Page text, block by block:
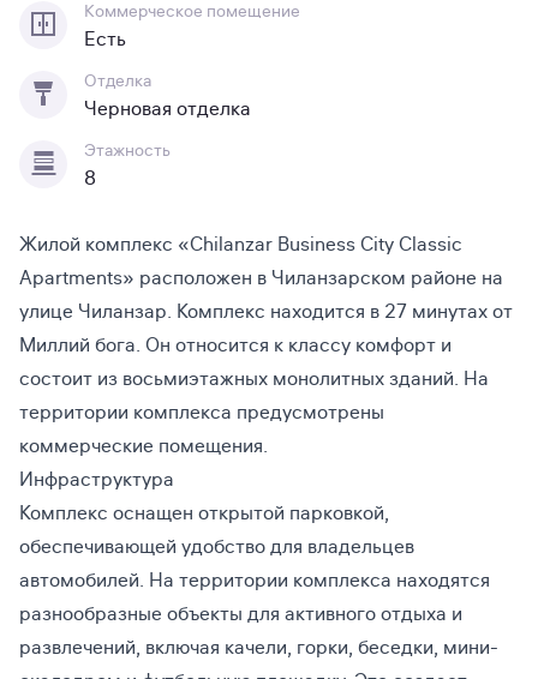
Коммерческое помещение
Есть
Отделка
Черновая отделка
Этажность
8
Жилой комплекс «Chilanzar Business City Classic
Apartments» расположен в Чиланзарском районе на
улице Чиланзар. Комплекс находится в 27 минутах от
Миллий бога. Он относится к классу комфорт и
состоит из восьмиэтажных монолитных зданий. На
территории комплекса предусмотрены
коммерческие помещения.
Инфраструктура
Комплекс оснащен открытой парковкой,
обеспечивающей удобство для владельцев
автомобилей. На территории комплекса находятся
разнообразные объекты для активного отдыха и
развлечений, включая качели, горки, беседки, мини-